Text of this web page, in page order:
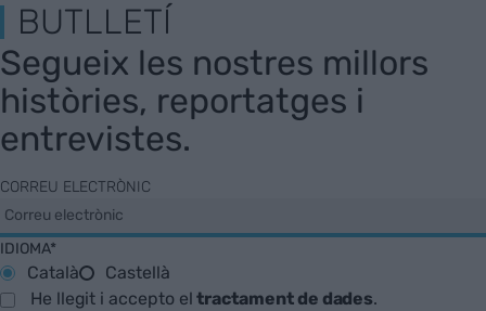
BUTLLETÍ
Segueix les nostres millors
històries, reportatges i
entrevistes.
CORREU ELECTRÒNIC
IDIOMA*
Català
Castellà
He llegit i accepto eltractament de dades.